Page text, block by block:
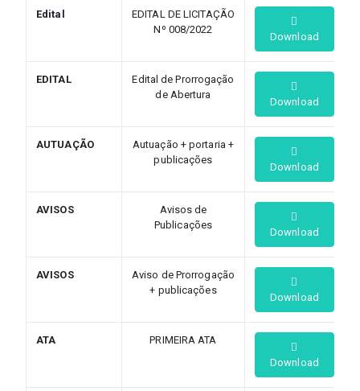
Edital
EDITAL DE LICITAÇÃO
Nº 008/2022
Download
EDITAL
Edital de Prorrogação
de Abertura
Download
AUTUAÇÃO
Autuação + portaria +
publicações
Download
AVISOS
Avisos de
Publicações
Download
AVISOS
Aviso de Prorrogação
+ publicações
Download
ATA
PRIMEIRA ATA
Download